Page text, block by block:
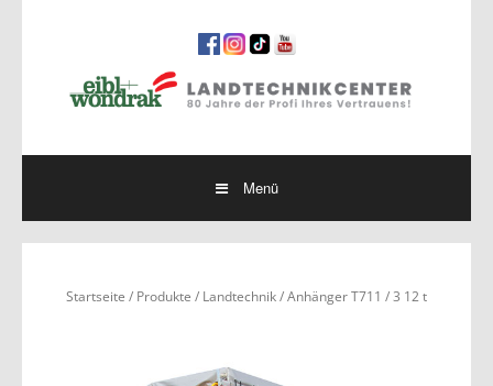
Menü
Startseite / Produkte / Landtechnik/ Anhänger T711 / 3 12 t